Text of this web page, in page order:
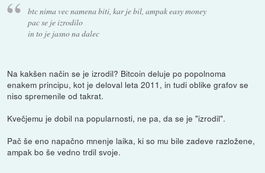
btc nima vec namena biti, kar je bil, ampak easy money
pac se je izrodilo
in to je jasno na dalec
Na kakšen način se je izrodil? Bitcoin deluje po popolnoma
enakem principu, kot je deloval leta 2011, in tudi oblike grafov se
niso spremenile od takrat.
Kvečjemu je dobil na popularnosti, ne pa, da se je "izrodil".
Pač še eno napačno mnenje laika, ki so mu bile zadeve razložene,
ampak bo še vedno trdil svoje.